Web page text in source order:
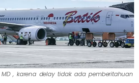
, karena delay tidak ada pemberitahuan